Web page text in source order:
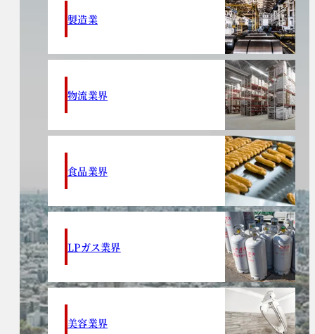
製造業
物流業界
食品業界
LPガス業界
美容業界